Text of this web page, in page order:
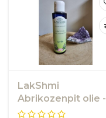
LakShmi
Abrikozenpit olie -
Huidolie